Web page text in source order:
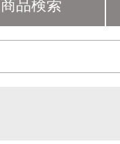
商品検索